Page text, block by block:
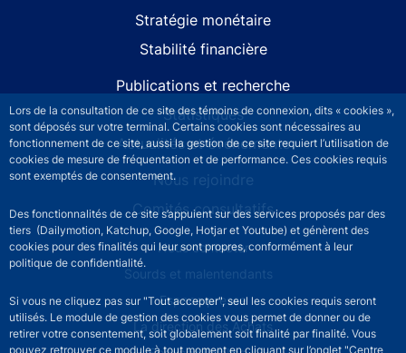
Lors de la consultation de ce site des témoins de connexion, dits « cookies »,
sont déposés sur votre terminal. Certains cookies sont nécessaires au
fonctionnement de ce site, aussi la gestion de ce site requiert l’utilisation de
cookies de mesure de fréquentation et de performance. Ces cookies requis
sont exemptés de consentement.
Des fonctionnalités de ce site s’appuient sur des services proposés par des
tiers (Dailymotion, Katchup, Google, Hotjar et Youtube) et génèrent des
cookies pour des finalités qui leur sont propres, conformément à leur
politique de confidentialité.
Si vous ne cliquez pas sur "Tout accepter", seul les cookies requis seront
utilisés. Le module de gestion des cookies vous permet de donner ou de
retirer votre consentement, soit globalement soit finalité par finalité. Vous
pouvez retrouver ce module à tout moment en cliquant sur l’onglet "Centre
Stratégie monétaire
Stabilité financière
Publications et recherche
Statistiques
Actualités et événements
Nous rejoindre
Comités consultatifs
Footer secondary menuNous contacter
Sourds et malentendants
Espace presse
La direction des Achats